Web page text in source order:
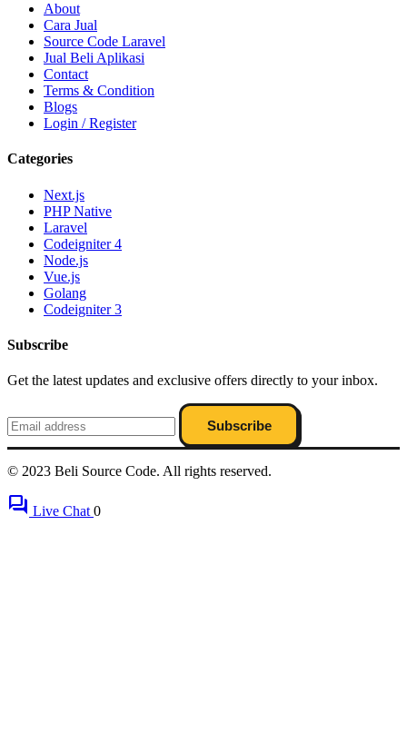
About
Cara Jual
Source Code Laravel
Jual Beli Aplikasi
Contact
Terms & Condition
Blogs
Login / Register
Categories
Next.js
PHP Native
Laravel
Codeigniter 4
Node.js
Vue.js
Golang
Codeigniter 3
Subscribe
Get the latest updates and exclusive offers directly to your inbox.
Subscribe
© 2023 Beli Source Code. All rights reserved.
forum Live Chat 0